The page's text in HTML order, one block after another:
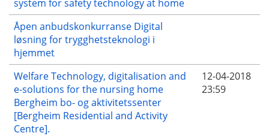
system for safety technology at home
Åpen anbudskonkurranse Digital
løsning for trygghetsteknologi i
hjemmet
Welfare Technology, digitalisation and
e-solutions for the nursing home
Bergheim bo- og aktivitetssenter
[Bergheim Residential and Activity
Centre].
12-04-2018
23:59